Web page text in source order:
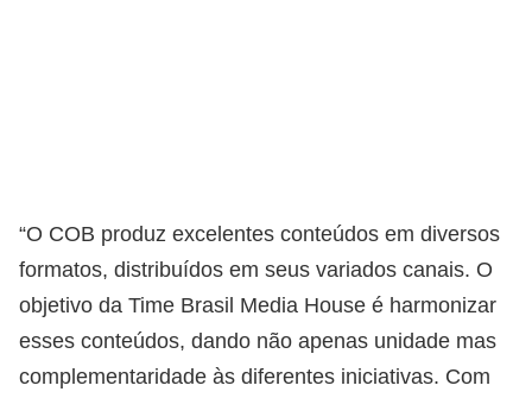
“O COB produz excelentes conteúdos em diversos
formatos, distribuídos em seus variados canais. O
objetivo da Time Brasil Media House é harmonizar
esses conteúdos, dando não apenas unidade mas
complementaridade às diferentes iniciativas. Com